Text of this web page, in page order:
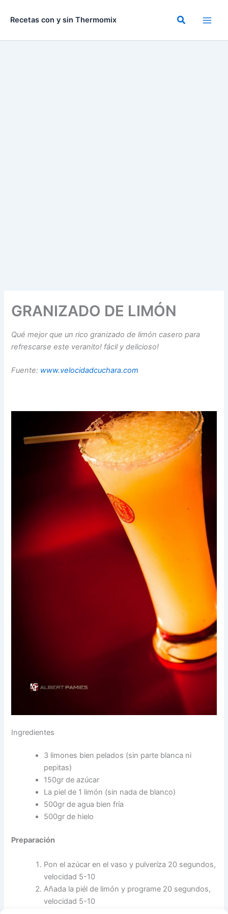
Recetas con y sin Thermomix Buscar
GRANIZADO DE LIMÓN
Qué mejor que un rico granizado de limón casero para
refrescarse este veranito! fácil y delicioso!
Fuente: www.velocidadcuchara.com
Ingredientes
3 limones bien pelados (sin parte blanca ni
pepitas)
150gr de azúcar
La piel de 1 limón (sin nada de blanco)
500gr de agua bien fría
500gr de hielo
Preparación
Pon el azúcar en el vaso y pulveríza 20 segundos,
velocidad 5-10
Añada la piél de limón y programe 20 segundos,
velocidad 5-10